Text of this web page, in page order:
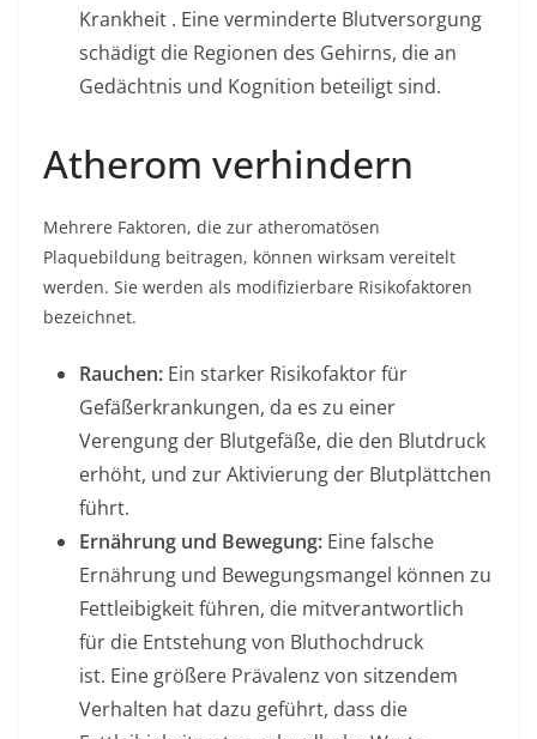
Krankheit . Eine verminderte Blutversorgung
schädigt die Regionen des Gehirns, die an
Gedächtnis und Kognition beteiligt sind.
Atherom verhindern
Mehrere Faktoren, die zur atheromatösen
Plaquebildung beitragen, können wirksam vereitelt
werden. Sie werden als modifizierbare Risikofaktoren
bezeichnet.
Rauchen: Ein starker Risikofaktor für
Gefäßerkrankungen, da es zu einer
Verengung der Blutgefäße, die den Blutdruck
erhöht, und zur Aktivierung der Blutplättchen
führt.
Ernährung und Bewegung: Eine falsche
Ernährung und Bewegungsmangel können zu
Fettleibigkeit führen, die mitverantwortlich
für die Entstehung von Bluthochdruck
ist. Eine größere Prävalenz von sitzendem
Verhalten hat dazu geführt, dass die